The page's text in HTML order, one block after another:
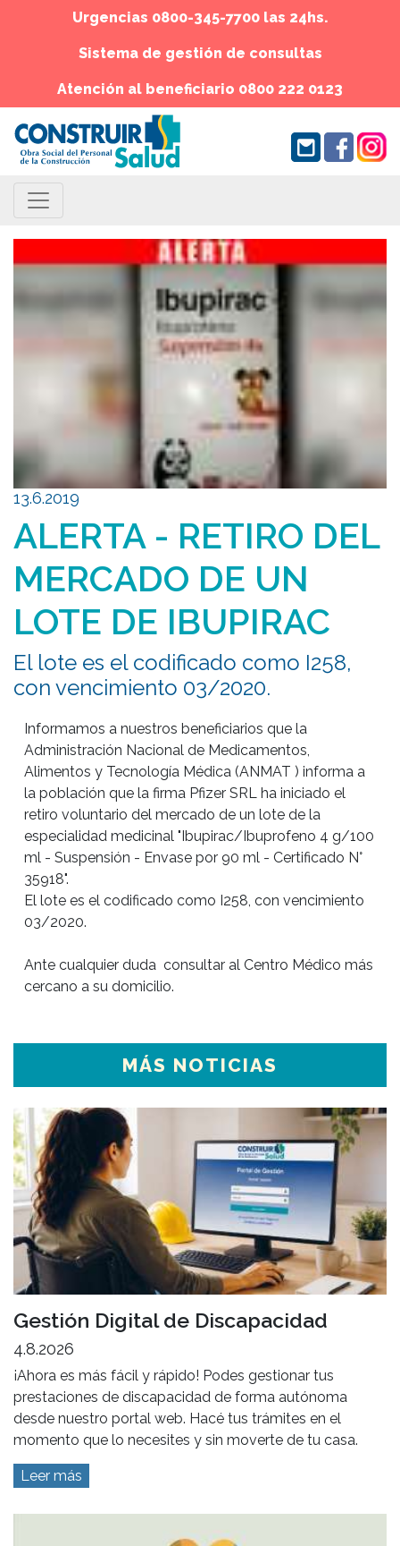
Urgencias 0800-345-7700 las 24hs.
Sistema de gestión de consultas
Atención al beneficiario 0800 222 0123
13.6.2019
ALERTA - RETIRO DEL
MERCADO DE UN
LOTE DE IBUPIRAC
El lote es el codificado como I258,
con vencimiento 03/2020.
Informamos a nuestros beneficiarios que la
Administración Nacional de Medicamentos,
Alimentos y Tecnología Médica (ANMAT ) informa a
la población que la firma Pfizer SRL ha iniciado el
retiro voluntario del mercado de un lote de la
especialidad medicinal "Ibupirac/Ibuprofeno 4 g/100
ml - Suspensión - Envase por 90 ml - Certificado N°
El lote es el codificado como I258, con vencimiento
03/2020.
Ante cualquier duda  consultar al Centro Médico más
cercano a su domicilio.
MÁS NOTICIAS
Gestión Digital de Discapacidad
4.8.2026
¡Ahora es más fácil y rápido! Podes gestionar tus
prestaciones de discapacidad de forma autónoma
desde nuestro portal web. Hacé tus trámites en el
momento que lo necesites y sin moverte de tu casa.
Leer más